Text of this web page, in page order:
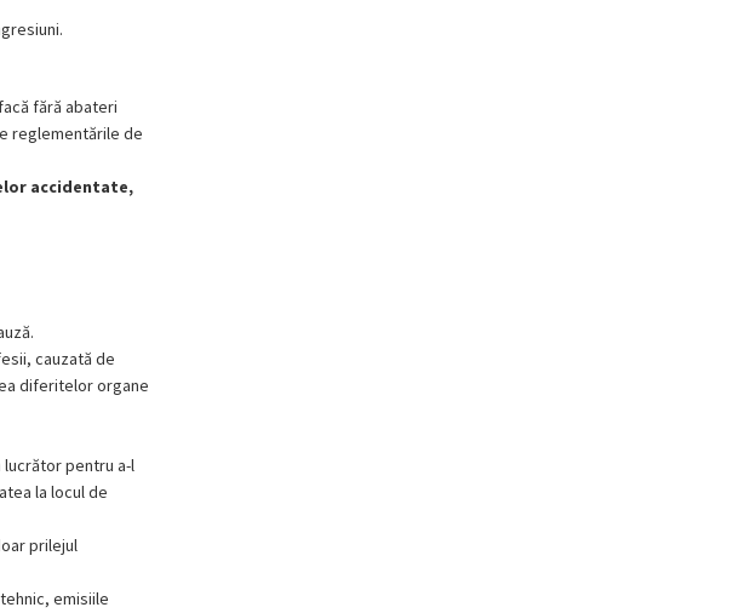
fără abateri
reglementările de
accidentate,
cauzată de
diferitelor organe
pentru a-l
la locul de
prilejul
emisiile